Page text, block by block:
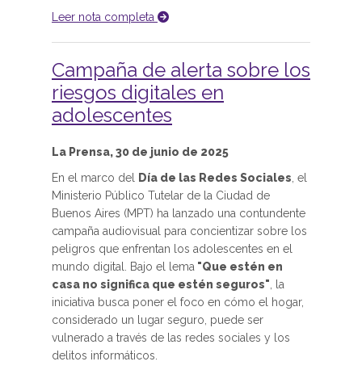
Leer nota completa
Campaña de alerta sobre los
riesgos digitales en
adolescentes
La Prensa, 30 de junio de 2025
En el marco del
Día de las Redes Sociales , el
Ministerio Público Tutelar de la Ciudad de
Buenos Aires (MPT) ha lanzado una contundente
campaña audiovisual para concientizar sobre los
peligros que enfrentan los adolescentes en el
mundo digital. Bajo el lema "Que estén en
casa no significa que estén seguros" , la
iniciativa busca poner el foco en cómo el hogar,
considerado un lugar seguro, puede ser
vulnerado a través de las redes sociales y los
delitos informáticos.